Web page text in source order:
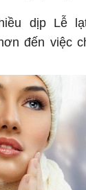
dịp Lễ
đến việc